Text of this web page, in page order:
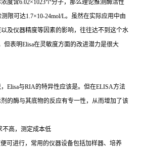
度含6.02×1023个分子，那么理论推测酶活性
测限可达1.7×10-24mol/L。虽然在实际应用中由
及仪器精度等因素的影响，往往达不到这个水
但表明Elisa在灵敏度方面的改进潜力是很大
Elisa与RIA的特异性应该是。但在ELISA方法
的酶与其底物的反应有专一性，从而增加了该
不高，测定成本低
可进行，常用的仪器设备包括加样器、培养